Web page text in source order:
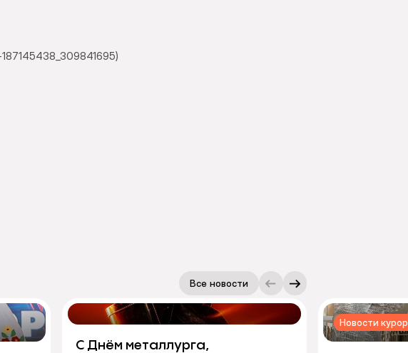
Все новости
С Днём металлурга,
Новости